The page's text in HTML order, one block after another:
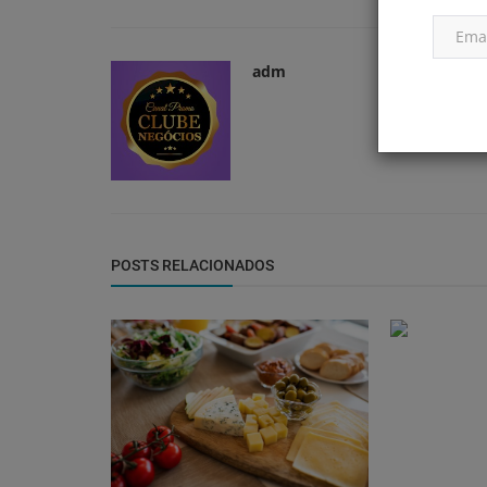
adm
POSTS RELACIONADOS